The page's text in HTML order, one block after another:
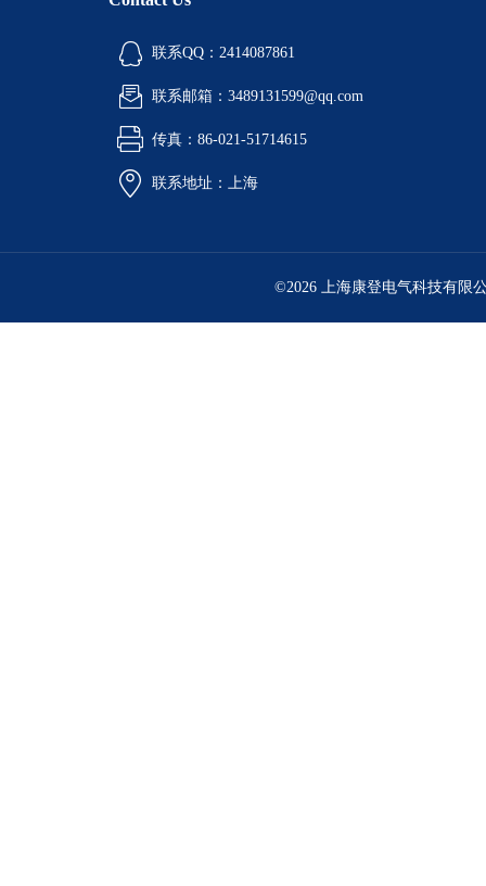
联系QQ：2414087861
联系邮箱：3489131599@qq.com
传真：86-021-51714615
联系地址：上海
©2026 上海康登电气科技有限